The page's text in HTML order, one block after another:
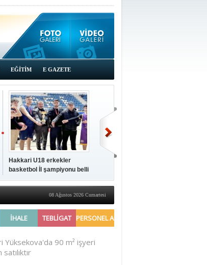
EĞİTİM E GAZETE
Hakkari U18 erkekler
basketbol İl şampiyonu belli
oldu
Toplantısı yapıldı
08 Ağustos 2026 Cumartesi